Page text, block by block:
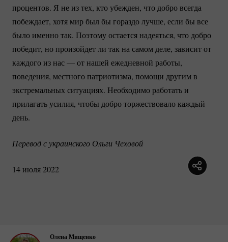
процентов. Я не из тех, кто убежден, что добро всегда
побеждает, хотя мир был бы гораздо лучше, если бы все
было именно так. Поэтому остается надеяться, что добро
победит, но произойдет ли так на самом деле, зависит от
каждого из нас — от нашей ежедневной работы,
поведения, местного патриотизма, помощи другим в
экстремальных ситуациях. Необходимо работать и
прилагать усилия, чтобы добро торжествовало каждый
день.
Перевод с украинского Ольги Чеховой
14 июля 2022
Олена Мищенко